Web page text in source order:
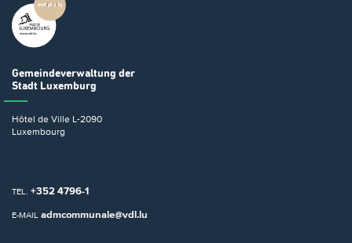
Gemeindeverwaltung der
Stadt Luxemburg
Hôtel de Ville L-2090
Luxembourg
TEL. +352 4796-1
E-MAIL admcommunale@vdl.lu